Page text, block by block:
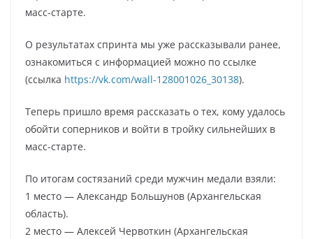
масс-старте.
О результатах спринта мы уже рассказывали ранее,
ознакомиться с информацией можно по ссылке
(ссылка https://vk.com/wall-128001026_30138).
Теперь пришло время рассказать о тех, кому удалось
обойти соперников и войти в тройку сильнейших в
масс-старте.
По итогам состязаний среди мужчин медали взяли:
1 место — Александр Большунов (Архангельская
область).
2 место — Алексей Червоткин (Архангельская